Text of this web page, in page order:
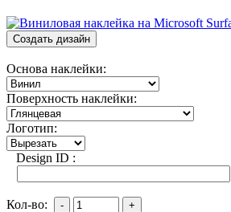
Создать дизайн
Основа наклейки:
Поверхность наклейки:
Логотип:
Design ID :
Кол-во: